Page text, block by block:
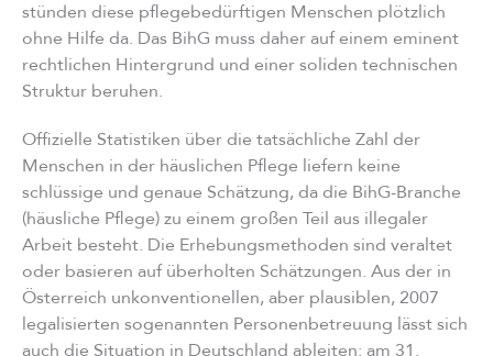
stünden diese pflegebedürftigen Menschen plötzlich
ohne Hilfe da. Das BihG muss daher auf einem eminent
rechtlichen Hintergrund und einer soliden technischen
Struktur beruhen.
Offizielle Statistiken über die tatsächliche Zahl der
Menschen in der häuslichen Pflege liefern keine
schlüssige und genaue Schätzung, da die BihG-Branche
(häusliche Pflege) zu einem großen Teil aus illegaler
Arbeit besteht. Die Erhebungsmethoden sind veraltet
oder basieren auf überholten Schätzungen. Aus der in
Österreich unkonventionellen, aber plausiblen, 2007
legalisierten sogenannten Personenbetreuung lässt sich
auch die Situation in Deutschland ableiten: am 31.